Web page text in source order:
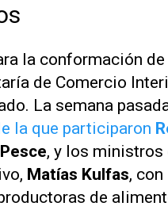
la conformación
de Comercio
La semana
la que participaron
, y los ministros
Matías Kulfas,
de